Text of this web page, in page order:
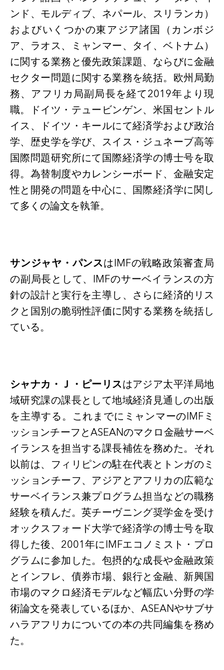
ンド、モルディブ、ネパール、スリランカ）
およびいくつかの東アジア諸国（カンボジ
ア、ラオス、ミャンマー、タイ、ベトナム）
に関する業務と優先政策課題、ならびに金融
セクター問題に関する業務を統括。欧州局勤
務、アフリカ局副局長を経て2019年より現
職。ドイツ・テュービンゲン、米国セントル
イス、ドイツ・キールにて経済学および政治
学、歴史学を学び、スイス・ジュネーブ高等
国際問題研究所にて国際経済学の博士号を取
得。為替制度やカレンシーボード、金融安定
性と開発の問題を中心に、国際経済学に関し
て多くの論文を執筆。
サンジャヤ・パンスはIMFの戦略政策審査局
の副局長として、IMFのサーベイランスの方
針の設計と実行を主導し、さらに経済的リス
クと国別の脆弱性評価に関する業務を統括し
ている。
シャナカ・Ｊ・ピーリスはアジア太平洋局地
域研究課の課長として地域経済見通しの出版
を主導する。これまでにミャンマーのIMFミ
ッションチーフとASEANのマクロ金融サーベ
イランスを担当する課長補佐を務めた。それ
以前は、フィリピンの駐在代表とトンガのミ
ッションチーフ、アジアとアフリカの広範な
サーベイランス兼プログラム担当などの職務
経験を積んだ。英チーヴニング奨学金を受け
オックスフォード大学で経済学の博士号を取
得した後、2001年にIMFエコノミスト・プロ
グラムに参加した。包摂的な成長や金融政策
とインフレ、債券市場、銀行と金融、新興国
市場のマクロ経済モデルなど幅広い分野の学
術論文を発表しているほか、ASEANやサブサ
ハラアフリカについての本の共同編集を務め
た。